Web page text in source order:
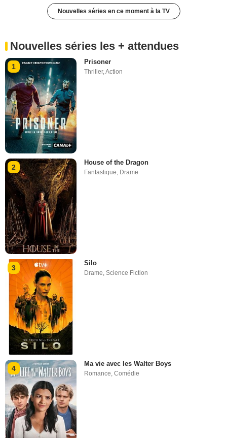
Nouvelles séries en ce moment à la TV
Nouvelles séries les + attendues
1
Prisoner
Thriller,Action
2
House of the Dragon
Fantastique, Drame
3
Silo
Drame,Science Fiction
4
Ma vie avec les Walter Boys
Romance,Comédie